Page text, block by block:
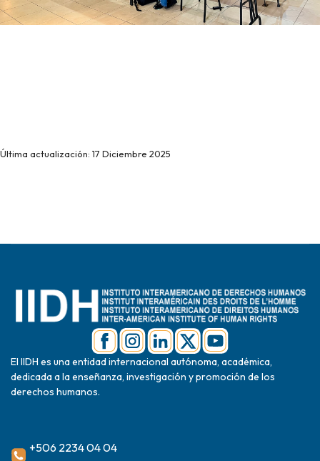
Última actualización: 17 Diciembre 2025
El IIDH es una entidad internacional autónoma, académica,
dedicada a la enseñanza, investigación y promoción de los
derechos humanos.
+506 2234 04 04